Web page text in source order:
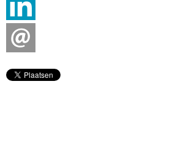
Muzikale geschenken
Podium/Geluid
Strijkinstrumenten